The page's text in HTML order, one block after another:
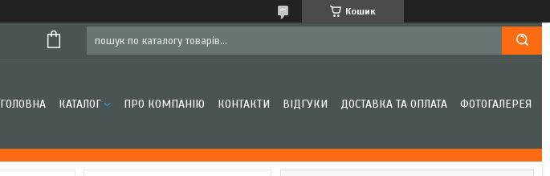
Кошик
ГОЛОВНА КАТАЛОГ ПРО КОМПАНІЮ КОНТАКТИ ВІДГУКИ ДОСТАВКА ТА ОПЛАТА ФОТОГАЛЕРЕЯ